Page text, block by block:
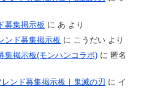
募集掲示板 に あ より
ンド募集掲示板 に こうだいより
集掲示板(モンハンコラボ)に 匿名
レンド募集掲示板｜鬼滅の刃 に イ